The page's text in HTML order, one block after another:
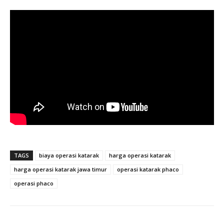
TAGS biaya operasi katarak
harga operasi katarak
harga operasi katarak jawa timur
operasi katarak phaco
operasi phaco